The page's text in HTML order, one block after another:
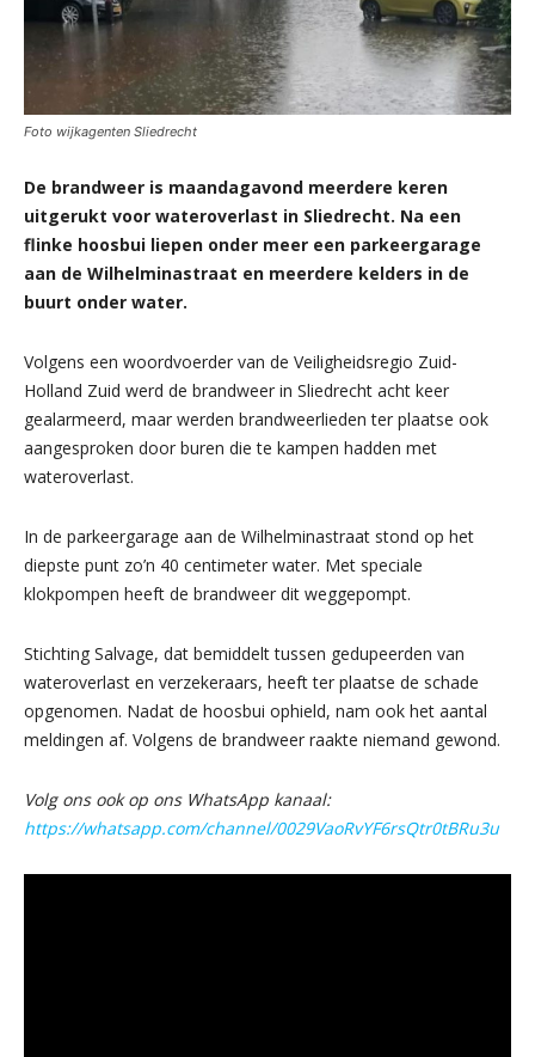
Foto wijkagenten Sliedrecht
De brandweer is maandagavond meerdere keren
uitgerukt voor wateroverlast in Sliedrecht. Na een
flinke hoosbui liepen onder meer een parkeergarage
aan de Wilhelminastraat en meerdere kelders in de
buurt onder water.
Volgens een woordvoerder van de Veiligheidsregio Zuid-
Holland Zuid werd de brandweer in Sliedrecht acht keer
gealarmeerd, maar werden brandweerlieden ter plaatse ook
aangesproken door buren die te kampen hadden met
wateroverlast.
In de parkeergarage aan de Wilhelminastraat stond op het
diepste punt zo’n 40 centimeter water. Met speciale
klokpompen heeft de brandweer dit weggepompt.
Stichting Salvage, dat bemiddelt tussen gedupeerden van
wateroverlast en verzekeraars, heeft ter plaatse de schade
opgenomen. Nadat de hoosbui ophield, nam ook het aantal
meldingen af. Volgens de brandweer raakte niemand gewond.
Volg ons ook op ons WhatsApp kanaal:
https://whatsapp.com/channel/0029VaoRvYF6rsQtr0tBRu3u